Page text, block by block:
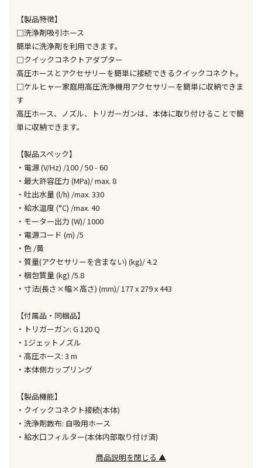
出荷いたします。
ただし、メーカーの営業日に基づき出荷手続きを行う
ため、通常よりお時間をいただく場合がございます。
また、日曜・祝日や年末年始などの長期休業期間中
は、休業明けからの出荷対応となります。
決定となります。
お見積商品です。金額・施工日はお打ち合わせの上、
決定となります。
生する場合がございます。
【製品特徴】
□洗浄剤吸引ホース
簡単に洗浄剤を利用できます。
□クイックコネクトアダプター
高圧ホースとアクセサリーを簡単に接続できるクイックコネクト。
□ケルヒャー家庭用高圧洗浄機用アクセサリーを簡単に収納できま
す
高圧ホース、ノズル、トリガーガンは、本体に取り付けることで簡
単に収納できます。
【製品スペック】
・電源 (V/Hz) /100 / 50 - 60
・最大許容圧力 (MPa)/ max. 8
・吐出水量 (l/h) /max. 330
・給水温度 (°C) /max. 40
・モーター出力 (W)/ 1000
・電源コード (m) /5
・色 /黄
・質量(アクセサリーを含まない) (kg)/ 4.2
・梱包質量 (kg) /5.8
・寸法(長さ×幅×高さ) (mm)/ 177 x 279 x 443
【付属品・同梱品】
・トリガーガン: G 120 Q
・1ジェットノズル
・高圧ホース: 3 m
・本体側カップリング
【製品機能】
・クイックコネクト接続(本体)
・洗浄剤散布: 自吸用ホース
・給水口フィルター(本体内部取り付け済)
商品説明を閉じる ▲